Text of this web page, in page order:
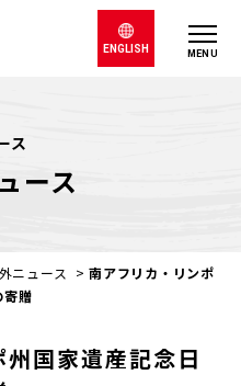
MENU
ENGLISH
ス
ース
ニュース >南アフリカ・リンポ
寄贈
国家遺産記念日